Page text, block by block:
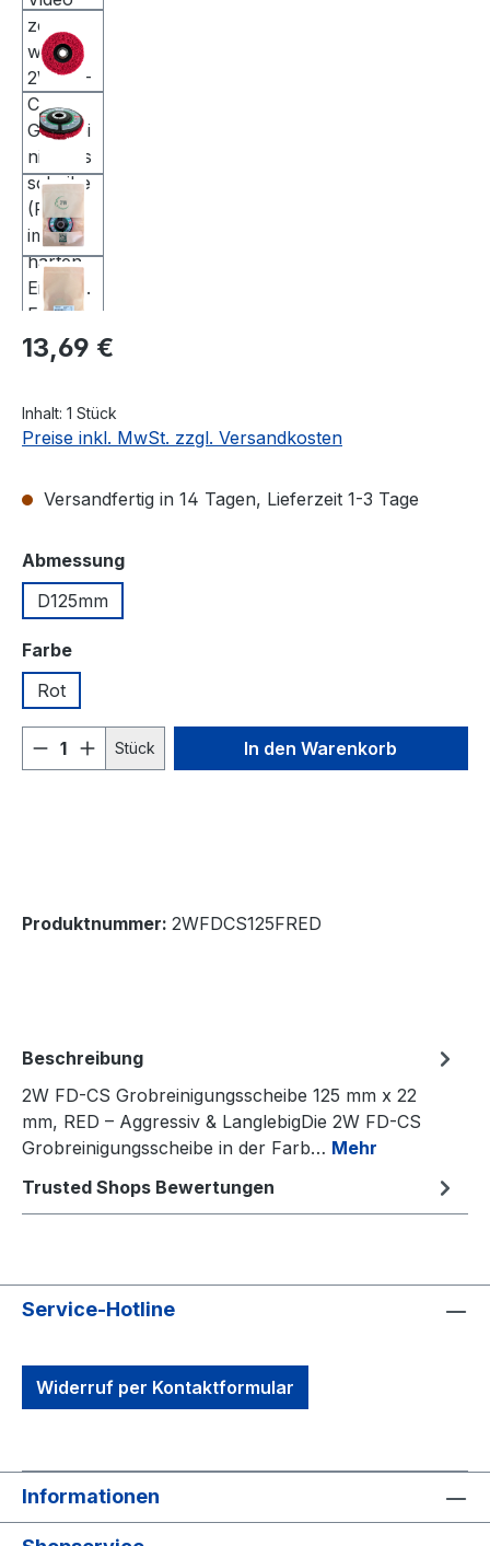
Regulärer Preis:
13,69 €
Inhalt: 1 Stück
Preise inkl. MwSt. zzgl. Versandkosten
Versandfertig in 14 Tagen, Lieferzeit 1-3 Tage
Abmessungauswählen
D125mm
Farbeauswählen
Rot
Produkt Anzahl: Gib den
Stück In den Warenkorb
Produktnummer: 2WFDCS125FRED
Beschreibung
2W FD-CS Grobreinigungsscheibe 125 mm x 22
mm, RED – Aggressiv & LanglebigDie 2W FD-CS
Grobreinigungsscheibe in der Farb… Mehr
Trusted Shops Bewertungen
Service-Hotline
Widerruf per Kontaktformular
Informationen